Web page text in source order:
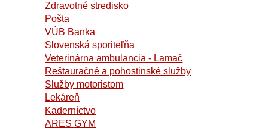
Zdravotné stredisko
Pošta
VÚB Banka
Slovenská sporiteľňa
Veterinárna ambulancia - Lamač
Reštauračné a pohostinské služby
Služby motoristom
Lekáreň
Kaderníctvo
ARES GYM